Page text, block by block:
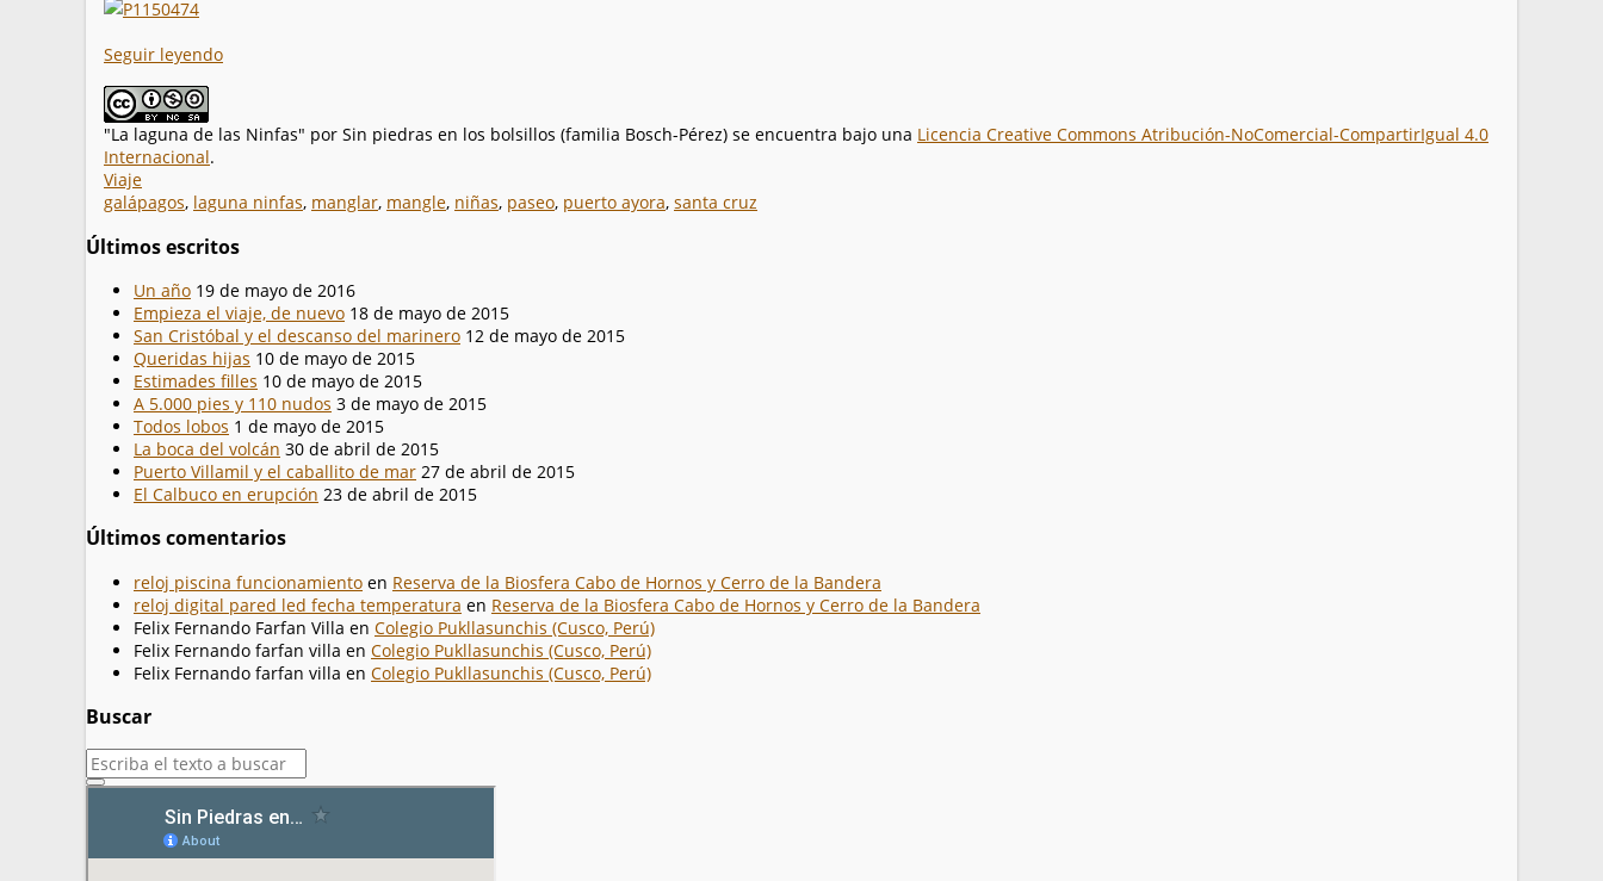
Seguir leyendo
"La laguna de las Ninfas" por Sin piedras en los bolsillos (familia Bosch-Pérez) se encuentra bajo una Licencia Creative Commons Atribución-NoComercial-CompartirIgual 4.0
Internacional.
Viaje
galápagos, laguna ninfas, manglar, mangle, niñas, paseo, puerto ayora, santa cruz
Últimos escritos
Un año 19 de mayo de 2016
Empieza el viaje, de nuevo 18 de mayo de 2015
San Cristóbal y el descanso del marinero 12 de mayo de 2015
Queridas hijas 10 de mayo de 2015
Estimades filles 10 de mayo de 2015
A 5.000 pies y 110 nudos 3 de mayo de 2015
Todos lobos 1 de mayo de 2015
La boca del volcán 30 de abril de 2015
Puerto Villamil y el caballito de mar 27 de abril de 2015
El Calbuco en erupción 23 de abril de 2015
Últimos comentarios
reloj piscina funcionamiento en Reserva de la Biosfera Cabo de Hornos y Cerro de la Bandera
reloj digital pared led fecha temperatura en Reserva de la Biosfera Cabo de Hornos y Cerro de la Bandera
Felix Fernando Farfan Villa en Colegio Pukllasunchis (Cusco, Perú)
Felix Fernando farfan villa en Colegio Pukllasunchis (Cusco, Perú)
Felix Fernando farfan villa en Colegio Pukllasunchis (Cusco, Perú)
Buscar